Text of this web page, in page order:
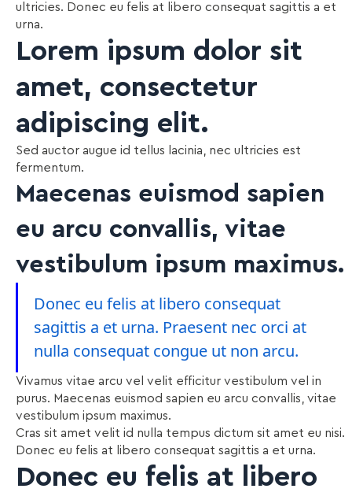
ultricies. Donec eu felis at libero consequat sagittis a et
urna.
Lorem ipsum dolor sit
amet, consectetur
adipiscing elit.
Sed auctor augue id tellus lacinia, nec ultricies est
fermentum.
Maecenas euismod sapien
eu arcu convallis, vitae
vestibulum ipsum maximus.
Donec eu felis at libero consequat
sagittis a et urna. Praesent nec orci at
nulla consequat congue ut non arcu.
Vivamus vitae arcu vel velit efficitur vestibulum vel in
purus. Maecenas euismod sapien eu arcu convallis, vitae
vestibulum ipsum maximus.
Cras sit amet velit id nulla tempus dictum sit amet eu nisi.
Donec eu felis at libero consequat sagittis a et urna.
Donec eu felis at libero